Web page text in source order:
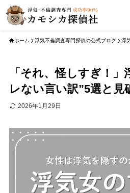
ホーム 浮気不倫調査専門探偵の公式ブログ 浮
「それ、怪しすぎ！
レない言い訳”5選と見
2026年1月29日